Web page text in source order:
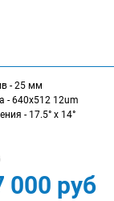
- 25 мм
- 640x512 12um
000 руб